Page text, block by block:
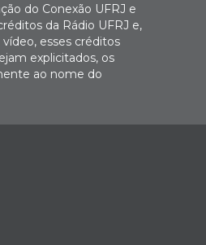
do Conexão UFRJ e
da Rádio UFRJ e,
esses créditos
explicitados, os
ao nome do